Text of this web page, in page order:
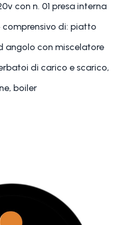
con n. 01 presa interna
di: piatto
angolo con miscelatore
di carico e scarico,
boiler